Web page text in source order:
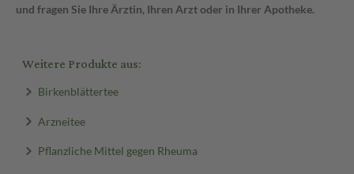
und fragen Sie Ihre Ärztin, Ihren Arzt oder in Ihrer Apotheke.
Weitere Produkte aus:
Birkenblättertee
Arzneitee
Pflanzliche Mittel gegen Rheuma